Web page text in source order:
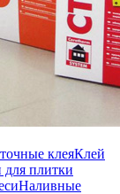
клеяКлей
плитки
Наливные